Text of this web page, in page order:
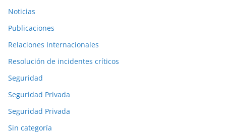
Noticias
Publicaciones
Relaciones Internacionales
Resolución de incidentes críticos
Seguridad
Seguridad Privada
Seguridad Privada
Sin categoría